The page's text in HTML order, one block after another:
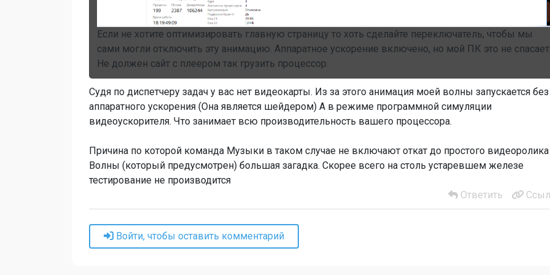
Если не хотите оптимизировать главную страницу то хоть сделайте переключатель, чтобы мы
сами могли отключить эту анимацию. Аппаратное ускорение включено, но мой ПК это не
Не должен сайт с плеером так грузить процессор.
Судя по диспетчеру задач у вас нет видеокарты. Из за этого анимация моей волны запускается без
аппаратного ускорения (Она является шейдером) А в режиме программной симуляции
видеоускорителя. Что занимает всю производительность вашего процессора.
Причина по которой команда Музыки в таком случае не включают откат до простого видеоролика
Волны (который предусмотрен) большая загадка. Скорее всего на столь устаревшем железе
тестирование не производится
Ответить
Войти, чтобы оставить комментарий